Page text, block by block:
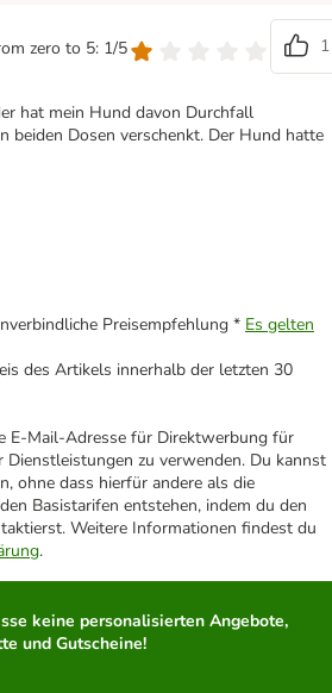
zero to 5: 1/5
1
hat mein Hund davon Durchfall
beiden Dosen verschenkt. Der Hund hatte
Preisempfehlung * Es gelten
des Artikels innerhalb der letzten 30
E-Mail-Adresse für Direktwerbung für
Dienstleistungen zu verwenden. Du kannst
ohne dass hierfür andere als die
Basistarifen entstehen, indem du den
Weitere Informationen findest du
.
keine personalisierten Angebote,
und Gutscheine!